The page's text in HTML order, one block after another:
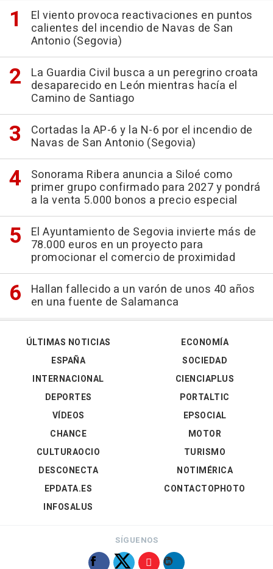
El viento provoca reactivaciones en puntos
calientes del incendio de Navas de San
Antonio (Segovia)
La Guardia Civil busca a un peregrino croata
desaparecido en León mientras hacía el
Camino de Santiago
Cortadas la AP-6 y la N-6 por el incendio de
Navas de San Antonio (Segovia)
Sonorama Ribera anuncia a Siloé como
primer grupo confirmado para 2027 y pondrá
a la venta 5.000 bonos a precio especial
El Ayuntamiento de Segovia invierte más de
78.000 euros en un proyecto para
promocionar el comercio de proximidad
Hallan fallecido a un varón de unos 40 años
en una fuente de Salamanca
ÚLTIMAS NOTICIAS
ESPAÑA
INTERNACIONAL
DEPORTES
VÍDEOS
ECONOMÍA
SOCIEDAD
CIENCIAPLUS
PORTALTIC
EPSOCIAL
CHANCE
CULTURAOCIO
DESCONECTA
EPDATA.ES
INFOSALUS
MOTOR
TURISMO
NOTIMÉRICA
CONTACTOPHOTO
SÍGUENOS